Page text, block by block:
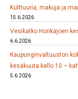
Kulttuuria, makuja ja
15.6.2026
Vesikatko Honkajoen
6.6.2026
Kaupunginvaltuuston
kesäkuuta kello 10 –
5.6.2026